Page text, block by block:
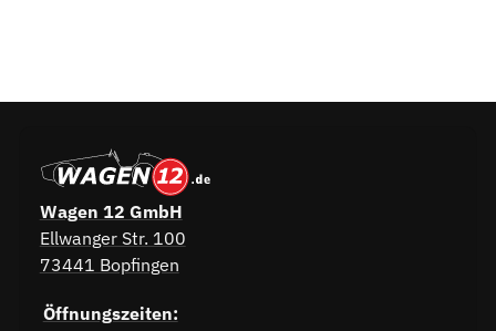
Wagen 12 GmbH
Ellwanger Str. 100
73441 Bopfingen
Öffnungszeiten: